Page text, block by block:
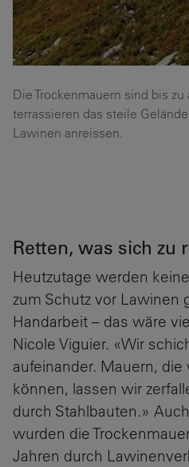
Die Trockenmauern sind bis
terrassieren das steile
Lawinen anreissen.
Retten, was sich zu
Heutzutage werden
zum Schutz vor Lawinen
Handarbeit – das wäre
Nicole Viguier. «Wir
aufeinander. Mauern,
können, lassen wir
durch Stahlbauten.»
wurden die
Jahren durch